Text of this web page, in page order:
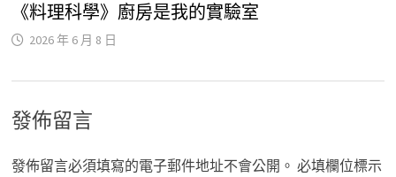
《料理科學》廚房是我的實驗室
2026 年 6 月 8 日
發佈留言
發佈留言必須填寫的電子郵件地址不會公開。 必填欄位標示